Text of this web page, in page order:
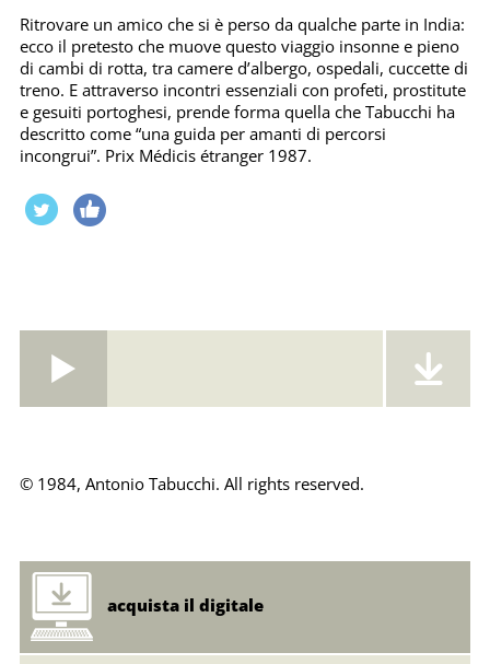
Ritrovare un amico che si è perso da qualche parte in India:
ecco il pretesto che muove questo viaggio insonne e pieno
di cambi di rotta, tra camere d’albergo, ospedali, cuccette di
treno. E attraverso incontri essenziali con profeti, prostitute
e gesuiti portoghesi, prende forma quella che Tabucchi ha
descritto come “una guida per amanti di percorsi
incongrui”. Prix Médicis étranger 1987.
© 1984, Antonio Tabucchi. All rights reserved.
acquista il digitale